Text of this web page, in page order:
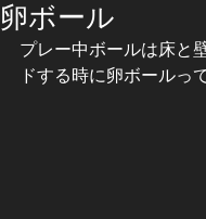
卵ボール
プレー中ボールは床と
ドする時に卵ボールっ